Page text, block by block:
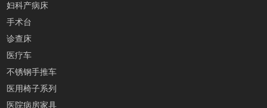
妇科产病床
手术台
诊查床
医疗车
不锈钢手推车
医用椅子系列
医院病房家具